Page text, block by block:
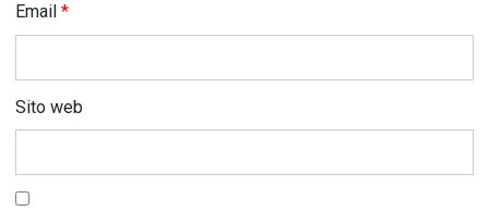
Email *
Sito web